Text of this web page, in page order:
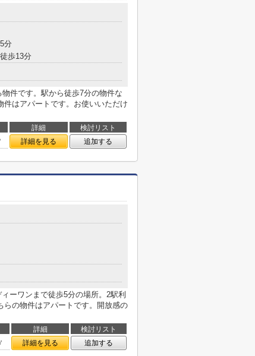
分
歩13分
件です。駅から徒歩7分の物件な
件はアパートです。お使いいただけ
詳細
検討リスト
詳細を見る 追加する
ーワンまで徒歩5分の場所。2駅利
らの物件はアパートです。開放感の
詳細
検討リスト
詳細を見る 追加する